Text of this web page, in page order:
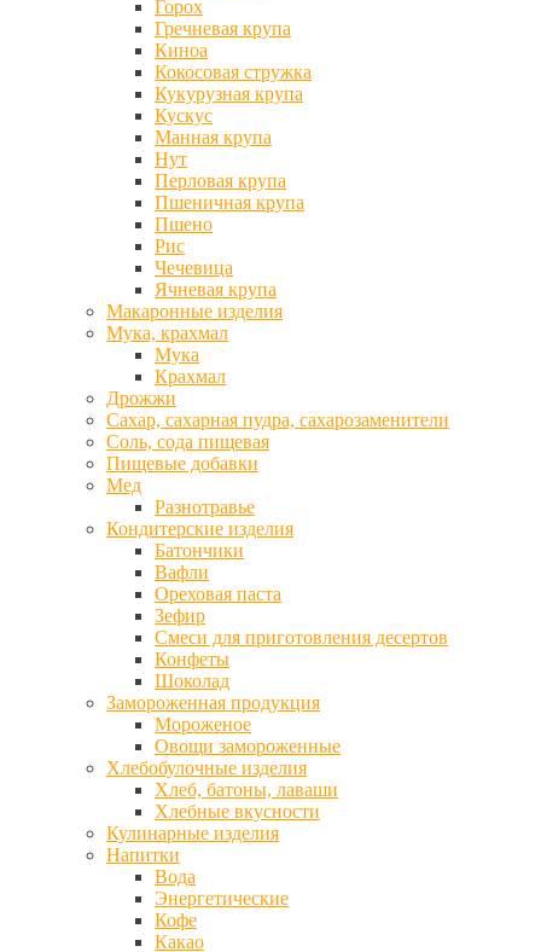
Горох
Гречневая крупа
Киноа
Кокосовая стружка
Кукурузная крупа
Кускус
Манная крупа
Нут
Перловая крупа
Пшеничная крупа
Пшено
Рис
Чечевица
Ячневая крупа
Макаронные изделия
Мука, крахмал
Мука
Крахмал
Дрожжи
Сахар, сахарная пудра, сахарозаменители
Соль, сода пищевая
Пищевые добавки
Мед
Разнотравье
Кондитерские изделия
Батончики
Вафли
Ореховая паста
Зефир
Смеси для приготовления десертов
Конфеты
Шоколад
Замороженная продукция
Мороженое
Овощи замороженные
Хлебобулочные изделия
Хлеб, батоны, лаваши
Хлебные вкусности
Кулинарные изделия
Напитки
Вода
Энергетические
Кофе
Какао